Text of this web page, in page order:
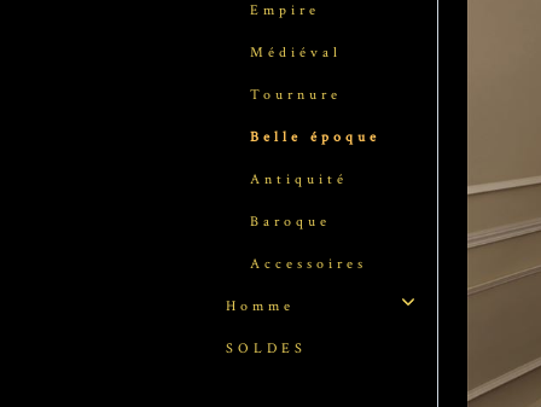
Empire
Médiéval
Tournure
Belle époque
Antiquité
Baroque
Accessoires
Homme
SOLDES